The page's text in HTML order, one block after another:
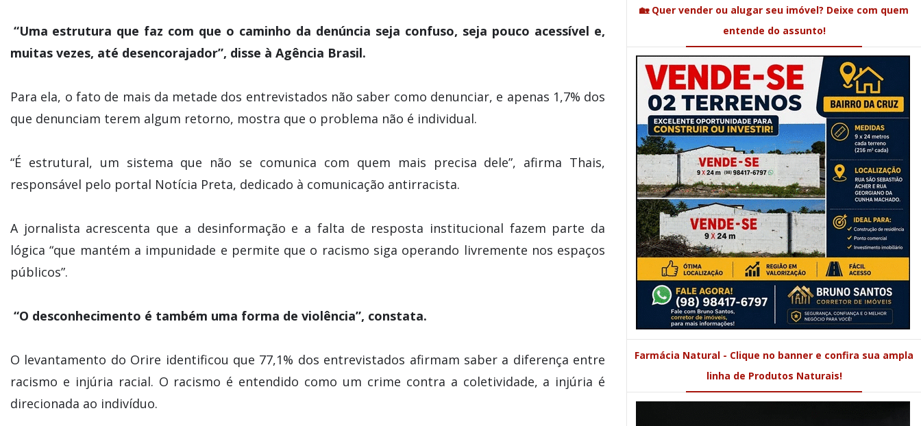
“Uma estrutura que faz com que o caminho da denúncia seja confuso, seja pouco acessível e,
muitas vezes, até desencorajador”, disse à Agência Brasil.
Para ela, o fato de mais da metade dos entrevistados não saber como denunciar, e apenas 1,7% dos
que denunciam terem algum retorno, mostra que o problema não é individual.
“É estrutural, um sistema que não se comunica com quem mais precisa dele”, afirma Thais,
responsável pelo portal Notícia Preta, dedicado à comunicação antirracista.
A jornalista acrescenta que a desinformação e a falta de resposta institucional fazem parte da
lógica “que mantém a impunidade e permite que o racismo siga operando livremente nos espaços
públicos”.
“O desconhecimento é também uma forma de violência”, constata.
O levantamento do Orire identificou que 77,1% dos entrevistados afirmam saber a diferença entre
racismo e injúria racial. O racismo é entendido como um crime contra a coletividade, a injúria é
direcionada ao indivíduo.
🏡 Quer vender ou alugar seu imóvel? Deixe com quem
entende do assunto!
Farmácia Natural - Clique no banner e confira sua ampla
linha de Produtos Naturais!